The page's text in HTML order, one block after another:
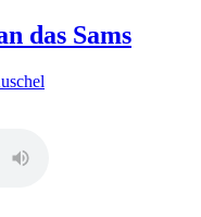
das Sams